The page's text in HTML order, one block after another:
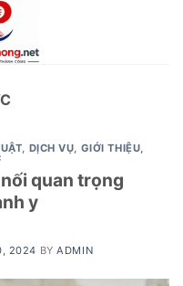
, DỊCH VỤ, GIỚI THIỆU,
quan trọng
y
2024 BYADMIN